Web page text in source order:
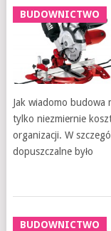
BUDOWNICTWO
Jak wiadomo budowa
tylko niezmiernie
organizacji. W
dopuszczalne było
BUDOWNICTWO